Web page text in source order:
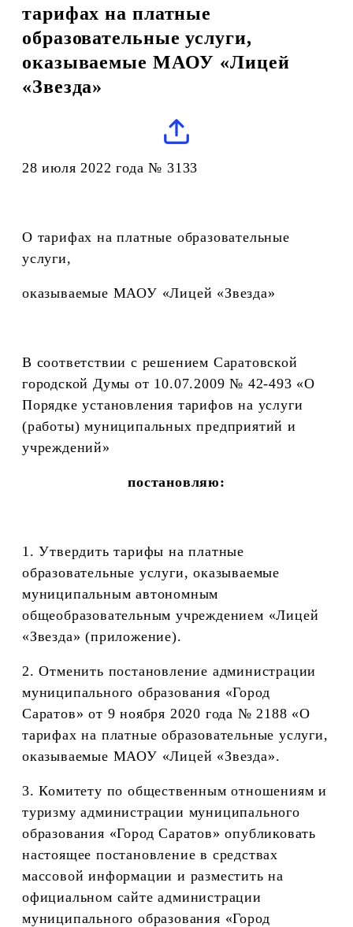
тарифах на платные
образовательные услуги,
оказываемые МАОУ «Лицей
«Звезда»
28 июля 2022 года № 3133
О тарифах на платные образовательные
услуги,
оказываемые МАОУ «Лицей «Звезда»
В соответствии с решением Саратовской
городской Думы от 10.07.2009 № 42-493 «О
Порядке установления тарифов на услуги
(работы) муниципальных предприятий и
учреждений»
постановляю:
1. Утвердить тарифы на платные
образовательные услуги, оказываемые
муниципальным автономным
общеобразовательным учреждением «Лицей
«Звезда» (приложение).
2. Отменить постановление администрации
муниципального образования «Город
Саратов» от 9 ноября 2020 года № 2188 «О
тарифах на платные образовательные услуги,
оказываемые МАОУ «Лицей «Звезда».
3. Комитету по общественным отношениям и
туризму администрации муниципального
образования «Город Саратов» опубликовать
настоящее постановление в средствах
массовой информации и разместить на
официальном сайте администрации
муниципального образования «Город